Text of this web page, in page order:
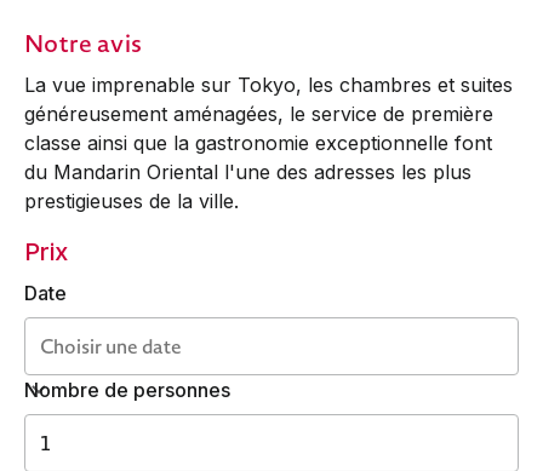
Notre avis
La vue imprenable sur Tokyo, les chambres et suites
généreusement aménagées, le service de première
classe ainsi que la gastronomie exceptionnelle font
du Mandarin Oriental l'une des adresses les plus
prestigieuses de la ville.
Prix
Date
Nombre de personnes